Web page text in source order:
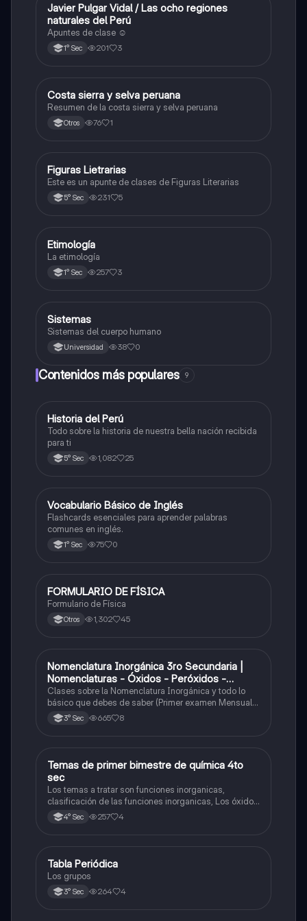
Otros
Javier Pulgar Vidal / Las ocho regiones
naturales del Perú
Apuntes de clase ☺️
1° Sec 201 3
Otros
Costa sierra y selva peruana
Resumen de la costa sierra y selva peruana
Otros 76 1
Otros
Figuras Lietrarias
Este es un apunte de clases de Figuras Literarias
5° Sec 231 5
Otros
Etimología
La etimología
1° Sec 257 3
SOtros
Sistemas
Sistemas del cuerpo humano
Universidad 38 0
Contenidos más populares 9
Ciencias Sociales
Historia del Perú
Todo sobre la historia de nuestra bella nación recibida
para ti
5° Sec 1,082 25
VInglés
Vocabulario Básico de Inglés
Flashcards esenciales para aprender palabras
comunes en inglés.
1° Sec 75 0
Física
FORMULARIO DE FÍSICA
Formulario de Física
Otros 1,302 45
Química
Nomenclatura Inorgánica 3ro Secundaria |
Nomenclaturas - Óxidos - Peróxidos -
Hidróxido o Bases
Clases sobre la Nomenclatura Inorgánica y todo lo
básico que debes de saber (Primer examen Mensual
2025)3° Sec 665 8
Química
Temas de primer bimestre de química 4to
sec
Los temas a tratar son funciones inorganicas,
clasificación de las funciones inorganicas, Los óxidos
y los óxidos ácidos
4° Sec 257 4
Química
Tabla Periódica
Los grupos
3° Sec 264 4